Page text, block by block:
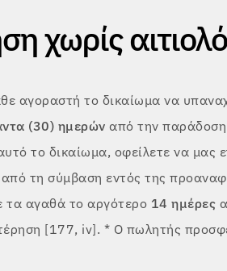
χωρίς
αγοραστή το δικαίωμα να
(30) ημερών από την
το δικαίωμα, οφείλετε να μας
τη σύμβαση εντός της
τα αγαθά το αργότερο 14 ημέρες
[177, iv]. * Ο πωλητής